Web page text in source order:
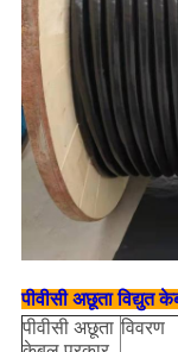
पीवीसी अछूता विद्युत
पीवीसी अछूता विवरण